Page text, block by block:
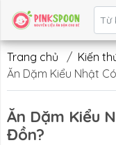
Liên hệ
Trang chủ / Kiến
Ăn Dặm Kiểu Nhật
Ăn Dặm Kiểu
Đồn?